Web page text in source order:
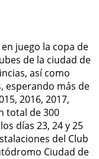
juego la copa de
de la ciudad de
así como
esperando más de
2016, 2017,
total de 300
días 23, 24 y 25
del Club
Ciudad de